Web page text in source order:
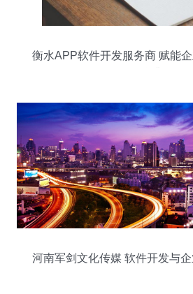
衡水APP软件开发服务商 赋能
河南军剑文化传媒 软件开发与